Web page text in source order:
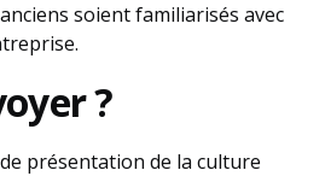
soient familiarisés avec
?
présentation de la culture